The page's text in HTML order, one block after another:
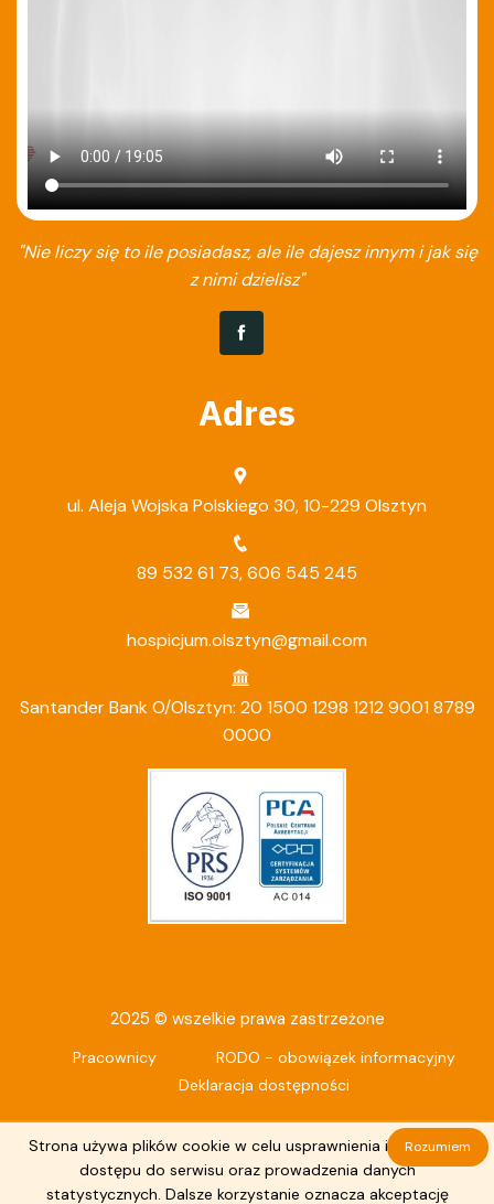
Strona używa plików cookie w celu usprawnienia i ułatwienia
dostępu do serwisu oraz prowadzenia danych
statystycznych. Dalsze korzystanie oznacza akceptację
Rozumiem
"Nie liczy się to ile posiadasz, ale ile dajesz innym i jak się
z nimi dzielisz"
Adres
ul. Aleja Wojska Polskiego 30, 10-229 Olsztyn
89 532 61 73,606 545 245
hospicjum.olsztyn@gmail.com
Santander Bank O/Olsztyn: 20 1500 1298 1212 9001 8789
0000
2025 © wszelkie prawa zastrzeżone
Pracownicy
RODO - obowiązek informacyjny
Deklaracja dostępności